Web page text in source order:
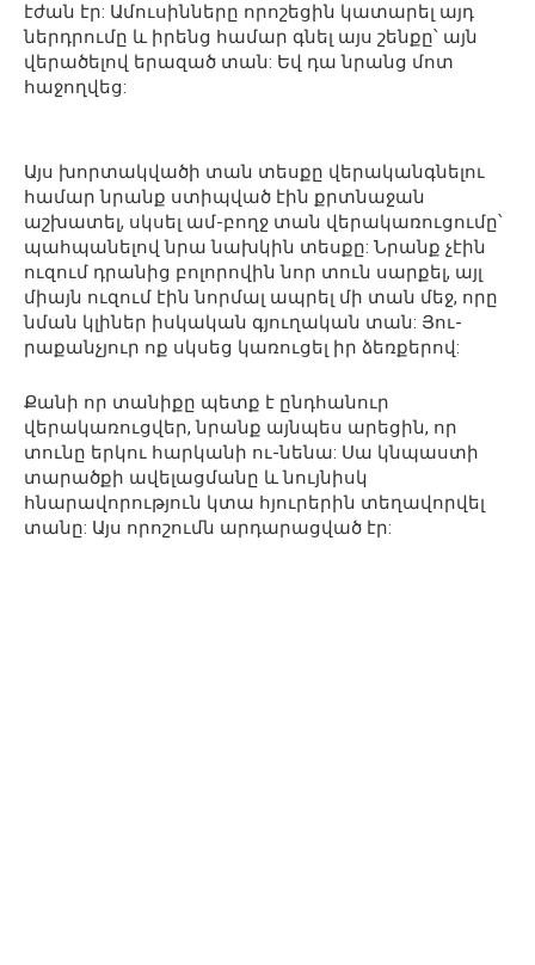
էժան էր: Ամուսինները որոշեցին կատարել այդ
ներդրումը և իրենց համար գնել այս շենքը՝ այն
վերածելով երազած տան: Եվ դա նրանց մոտ
հաջողվեց:
Այս խորտակվածի տան տեսքը վերականգնելու
համար նրանք ստիպված էին քրտնաջան
աշխատել, սկսել ամ-բողջ տան վերակառուցումը՝
պահպանելով նրա նախկին տեսքը: Նրանք չէին
ուզում դրանից բոլորովին նոր տուն սարքել, այլ
միայն ուզում էին նորմալ ապրել մի տան մեջ, որը
նման կլիներ իսկական գյուղական տան: Յու-
րաքանչյուր ոք սկսեց կառուցել իր ձեռքերով:
Քանի որ տանիքը պետք է ընդհանուր
վերակառուցվեր, նրանք այնպես արեցին, որ
տունը երկու հարկանի ու-նենա: Սա կնպաստի
տարածքի ավելացմանը և նույնիսկ
հնարավորություն կտա հյուրերին տեղավորվել
տանը: Այս որոշումն արդարացված էր: